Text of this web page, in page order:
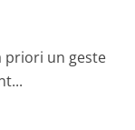
priori un geste